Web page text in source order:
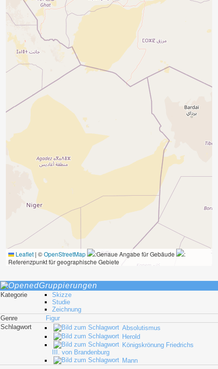
Leaflet | ©OpenStreetMap :Genaue Angabe für Gebäude
:
Referenzpunkt für geographische Gebiete
Gruppierungen
Kategorie
Skizze
Studie
Zeichnung
Genre
Figur
Schlagwort
Absolutismus
Herold
Königskrönung Friedrichs
III. von Brandenburg
Mann